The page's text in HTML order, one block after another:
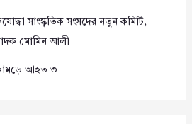
সাংস্কৃতিক সংসদের নতুন কমিটি,
মোমিন আলী
কামড়ে আহত ৩